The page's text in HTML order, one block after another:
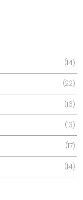
14
22
16
13
17
14